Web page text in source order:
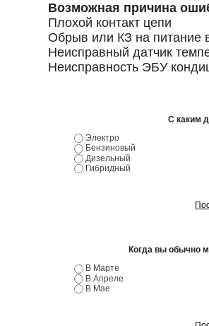
Возможная причина
Плохой контакт цепи
Обрыв или КЗ на питание
Неисправный датчик
Неисправность ЭБУ
С каким
Электро
Бензиновый
Дизельный
Гибридный
Когда вы обычно
В Марте
В Апреле
В Мае